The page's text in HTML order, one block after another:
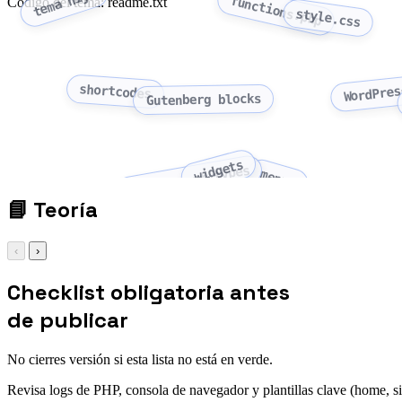
functions.phpstyle.css
shortcodesGutenberg blocks
custom post types
widgets menus
📘 Teoría
‹ ›
Checklist obligatoria antes
de publicar
No cierres versión si esta lista no está en verde.
Revisa logs de PHP, consola de navegador y plantillas clave (home,